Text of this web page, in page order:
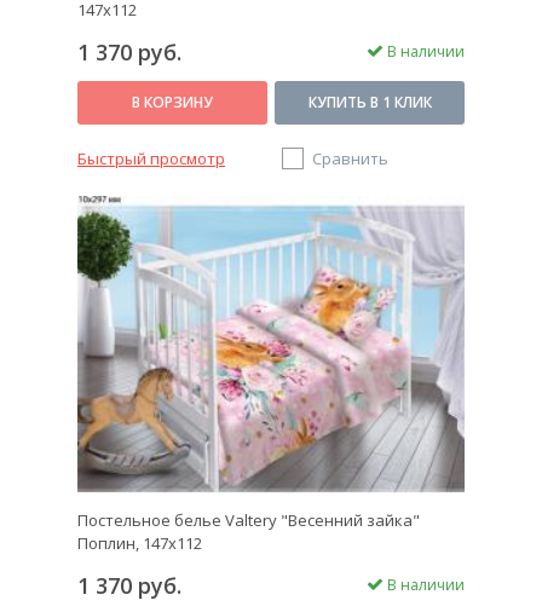
147х112
1 370 руб. В наличии
В КОРЗИНУ КУПИТЬ В 1 КЛИК
Быстрый просмотр Сравнить
Постельное белье Valtery "Весенний зайка"
Поплин, 147х112
1 370 руб. В наличии